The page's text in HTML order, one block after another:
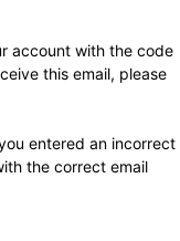
account with the code
this email, please
entered an incorrect
the correct email